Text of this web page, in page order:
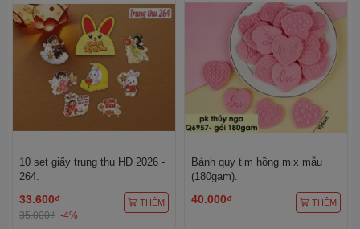
10 set giấy trung thu HD 2026 -
264.
33.600₫
35.000₫ -4%
THÊM
Bánh quy tim hồng mix mẫu
(180gam).
40.000₫ THÊM